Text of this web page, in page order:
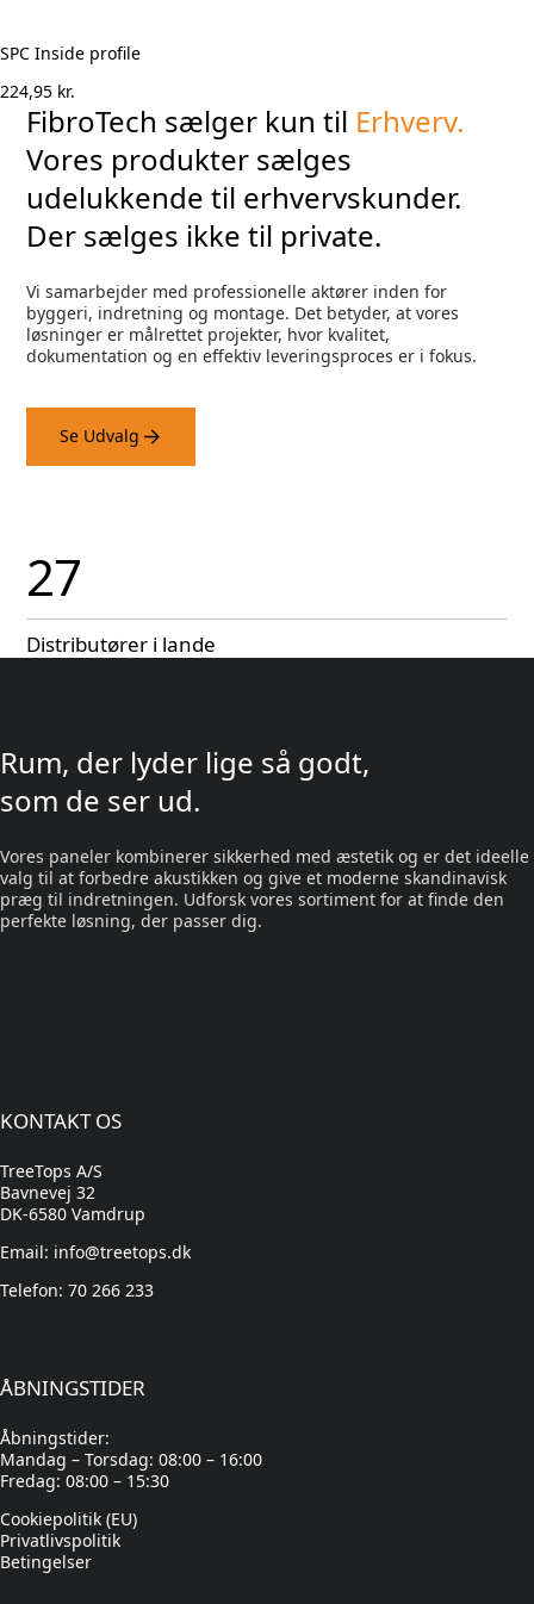
SPC Inside profile
224,95 kr.
FibroTech sælger kun til Erhverv.
Vores produkter sælges
udelukkende til erhvervskunder.
Der sælges ikke til private.
Vi samarbejder med professionelle aktører inden for
byggeri, indretning og montage. Det betyder, at vores
løsninger er målrettet projekter, hvor kvalitet,
dokumentation og en effektiv leveringsproces er i fokus.
Se Udvalg
27
Distributører i lande
Rum, der lyder lige så godt,
som de ser ud.
Vores paneler kombinerer sikkerhed med æstetik og er det ideelle
valg til at forbedre akustikken og give et moderne skandinavisk
præg til indretningen. Udforsk vores sortiment for at finde den
perfekte løsning, der passer dig.
KONTAKT OS
TreeTops A/S
Bavnevej 32
DK-6580 Vamdrup
Email: info@treetops.dk
Telefon: 70 266 233
ÅBNINGSTIDER
Åbningstider:
Mandag – Torsdag: 08:00 – 16:00
Fredag: 08:00 – 15:30
Cookiepolitik (EU)
Privatlivspolitik
Betingelser